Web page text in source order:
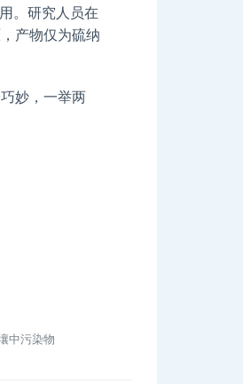
。研究人员在
产物仅为硫纳
妙，一举两
中污染物